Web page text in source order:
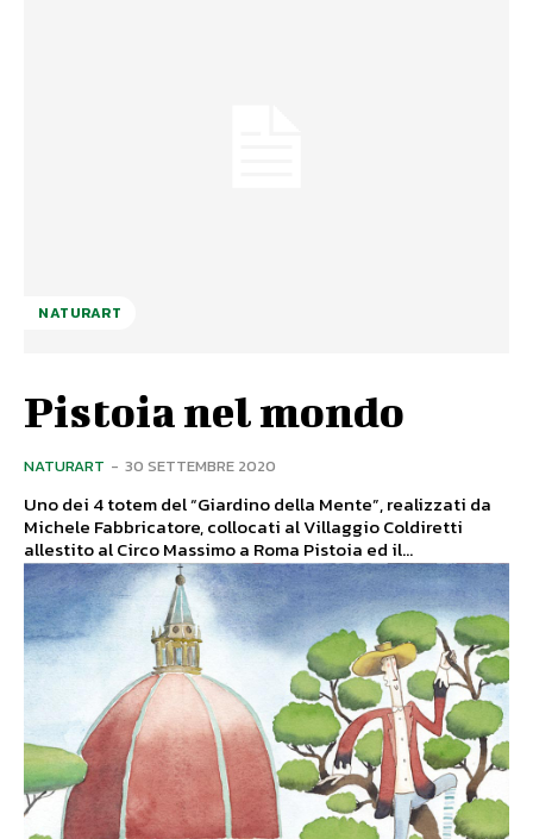
NATURART
Pistoia nel mondo
NATURART - 30 SETTEMBRE 2020
Uno dei 4 totem del “Giardino della Mente”, realizzati da
Michele Fabbricatore, collocati al Villaggio Coldiretti
allestito al Circo Massimo a Roma Pistoia ed il...